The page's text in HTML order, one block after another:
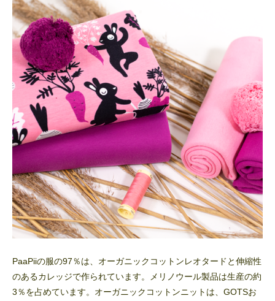
PaaPiiの服の97％は、オーガニックコットンレオタードと伸縮性
のあるカレッジで作られています。メリノウール製品は生産の約
3％を占めています。オーガニックコットンニットは、GOTSお